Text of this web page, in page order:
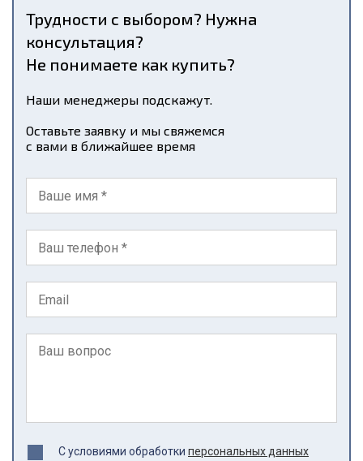
Трудности с выбором? Нужна
консультация?
Не понимаете как купить?
Наши менеджеры подскажут.
Оставьте заявку и мы свяжемся
с вами в ближайшее время
С условиями обработки персональных данных